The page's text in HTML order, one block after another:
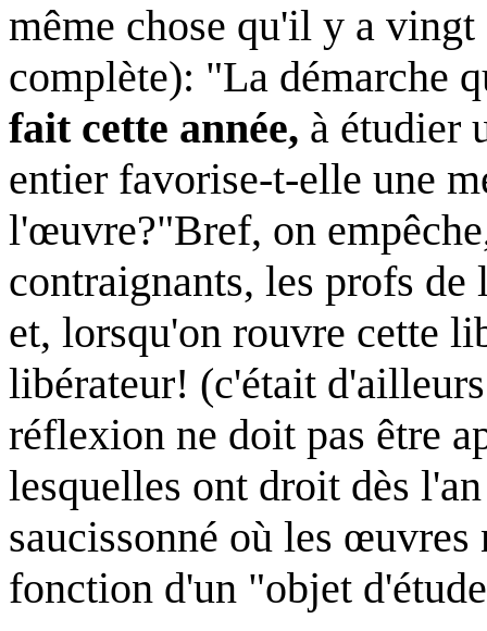
même chose qu'il y a
complète): "La démarche
fait cette année, à étudier
entier favorise-t-elle une
l'œuvre?"Bref, on
contraignants, les profs de
et, lorsqu'on rouvre cette
libérateur! (c'était
réflexion ne doit pas être
lesquelles ont droit dès
saucissonné où les
fonction d'un "objet